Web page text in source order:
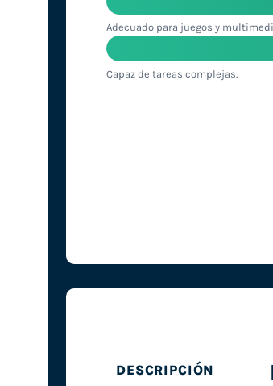
Adecuado para juegos y
Capaz de tareas complejas.
DESCRIPCIÓN